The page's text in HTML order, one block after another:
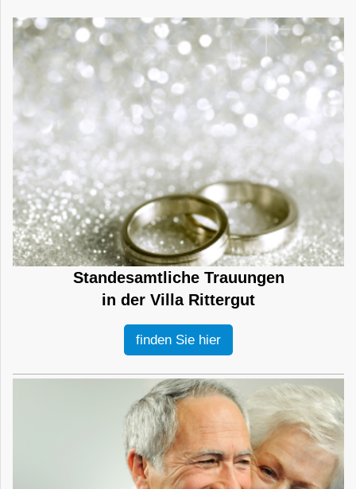
Standesamtliche Trauungen
in der Villa Rittergut
finden Sie hier